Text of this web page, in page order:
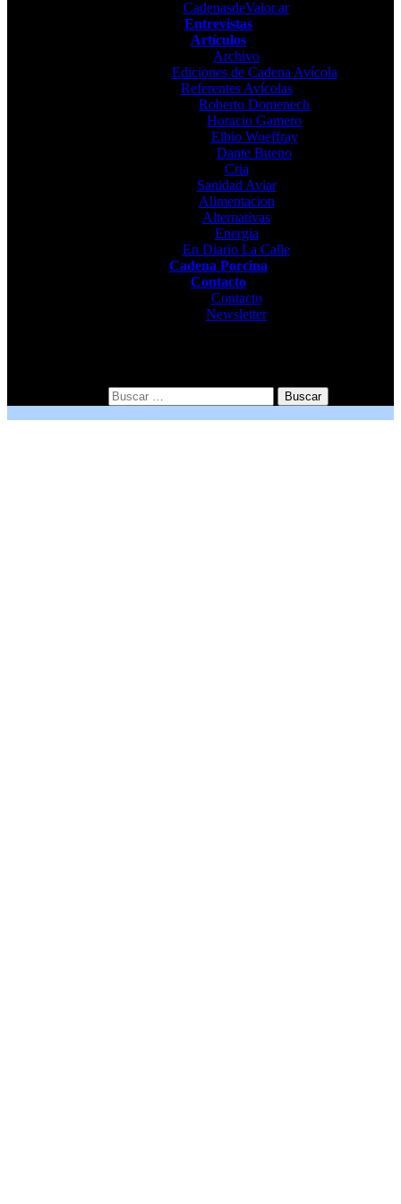
CadenasdeValor.ar
Entrevistas
Artículos
Archivo
Ediciones de Cadena Avícola
Referentes Avícolas
Roberto Domenech
Horacio Gamero
Elbio Woeffray
Dante Bueno
Cria
Sanidad Aviar
Alimentacion
Alternativas
Energia
En Diario La Calle
Cadena Porcina
Contacto
Contacto
Newsletter
Buscar: